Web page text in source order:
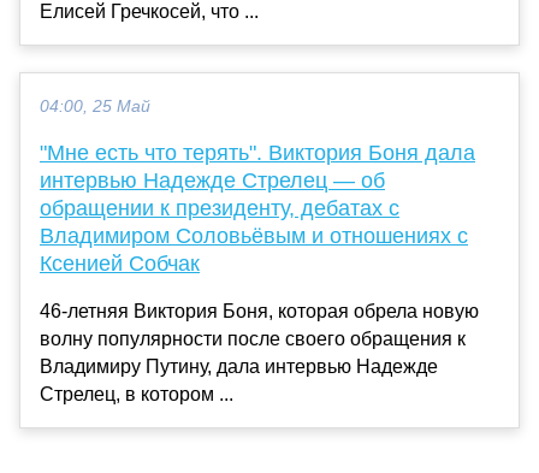
Елисей Гречкосей, что ...
04:00, 25 Май
"Мне есть что терять". Виктория Боня дала
интервью Надежде Стрелец — об
обращении к президенту, дебатах с
Владимиром Соловьёвым и отношениях с
Ксенией Собчак
46-летняя Виктория Боня, которая обрела новую
волну популярности после своего обращения к
Владимиру Путину, дала интервью Надежде
Стрелец, в котором ...